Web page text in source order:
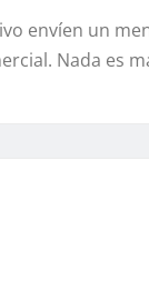
envíen un
Nada es